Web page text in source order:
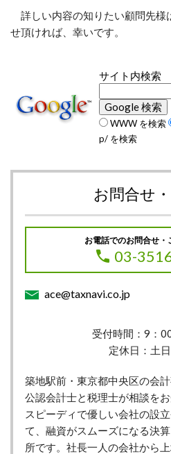
詳しい内容の知りたい顧問先様
せ頂ければ、幸いです。
サイト内検索
WWW を検索
p/ を検索
お問合せ
お電話でのお問合せ・
03-
ace@taxnavi.co.jp
受付時間：9：
定休日：土
築地駅前・東京都中央区の会計
公認会計士と税理士が相談をお
スピーディで優しい会社の設
て、融資がスムーズになる決
所です。社長一人の会社から